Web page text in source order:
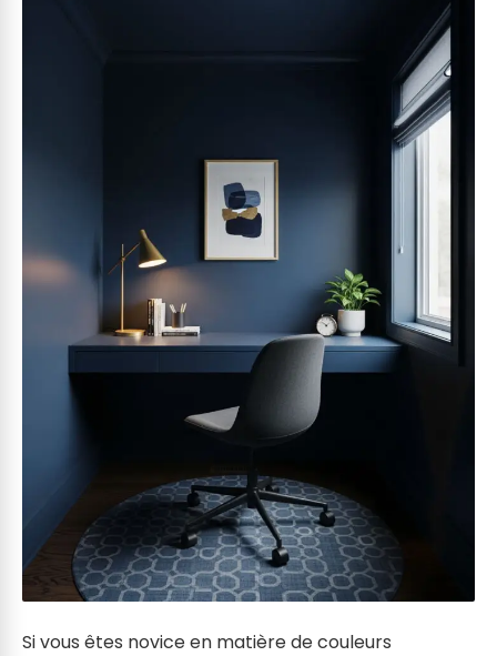
Si vous êtes novice en matière de couleurs